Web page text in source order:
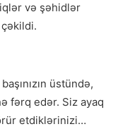
və şəhidlər
üstündə,
fərq edər. Siz ayaq
etdiklərinizi…